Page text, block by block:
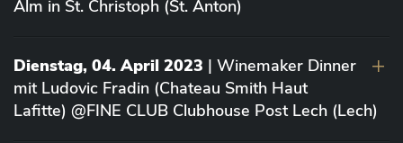
Alm in St. Christoph (St. Anton)
Dienstag, 04. April 2023 | Winemaker Dinner
mit Ludovic Fradin (Chateau Smith Haut
Lafitte) @FINE CLUB Clubhouse Post Lech (Lech)